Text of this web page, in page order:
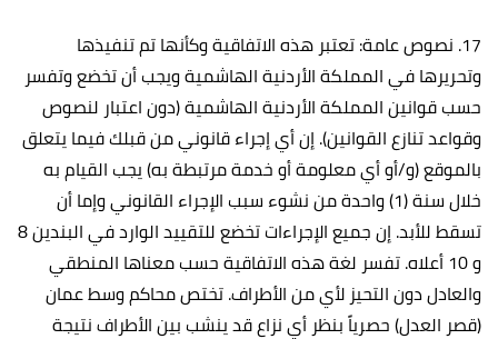
17. نصوص عامة: تعتبر هذه الاتفاقية وكأنها تم تنفيذها
وتحريرها في المملكة الأردنية الهاشمية ويجب أن تخضع وتفسر
حسب قوانين المملكة الأردنية الهاشمية (دون اعتبار لنصوص
وقواعد تنازع القوانين). إن أي إجراء قانوني من قبلك فيما يتعلق
بالموقع (و/أو أي معلومة أو خدمة مرتبطة به) يجب القيام به
خلال سنة (1) واحدة من نشوء سبب الإجراء القانوني وإما أن
تسقط للأبد. إن جميع الإجراءات تخضع للتقييد الوارد في البندين 8
و 10 أعلاه. تفسر لغة هذه الاتفاقية حسب معناها المنطقي
والعادل دون التحيز لأي من الأطراف. تختص محاكم وسط عمان
(قصر العدل) حصرياً بنظر أي نزاع قد ينشب بين الأطراف نتيجة